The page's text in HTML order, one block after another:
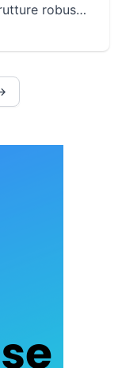
robusti
e
e